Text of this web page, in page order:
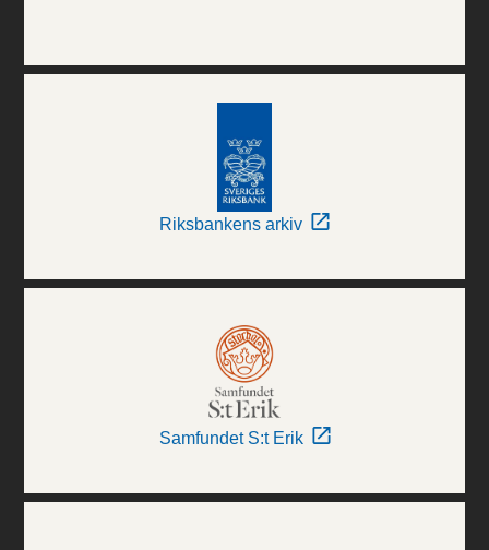
Riksbankens arkiv
Samfundet S:t Erik